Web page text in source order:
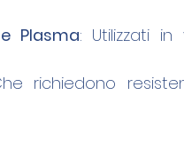
Plasma: Utilizzati
richiedono